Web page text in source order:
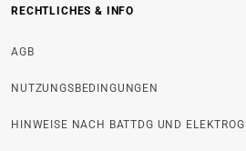
RECHTLICHES & INFO
AGB
NUTZUNGSBEDINGUNGEN
HINWEISE NACH BATTDG UND ELEKTROG